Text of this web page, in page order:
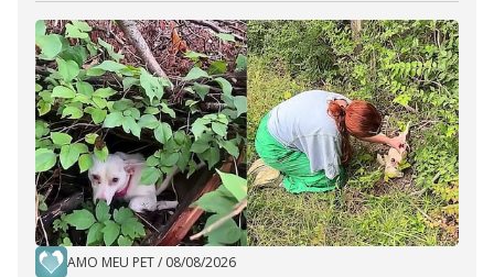
AMO MEU PET/ 08/08/2026